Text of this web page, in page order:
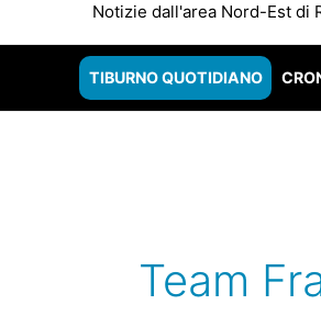
Notizie dall'area Nord-Est di
TIBURNO QUOTIDIANO
Team